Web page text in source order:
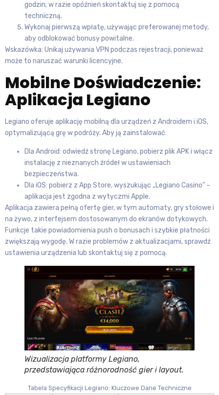
godzin; w razie opóźnień skontaktuj się z pomocą
techniczną.
Wykonaj pierwszą wpłatę, używając preferowanej metody,
aby odblokować bonusy powitalne.
Wskazówka: Unikaj używania VPN podczas rejestracji, ponieważ
może to naruszać warunki licencyjne.
Mobilne Doświadczenie:
Aplikacja Legiano
Legiano oferuje aplikację mobilną dla urządzeń z Androidem i iOS,
optymalizującą grę w podróży. Aby ją zainstalować:
Dla Android: odwiedź stronę Legiano, pobierz plik APK i włącz
instalację z nieznanych źródeł w ustawieniach
bezpieczeństwa.
Dla iOS: pobierz z App Store, wyszukując „Legiano Casino” –
aplikacja jest zgodna z wytyczmi Apple.
Aplikacja zawiera pełną ofertę gier, w tym automaty, gry stołowe i
na żywo, z interfejsem dostosowanym do ekranów dotykowych.
Funkcje takie powiadomienia push o bonusach i szybkie płatności
zwiększają wygodę. W razie problemów z aktualizacjami, sprawdź
ustawienia urządzenia lub skontaktuj się z pomocą.
Wizualizacja platformy Legiano,
przedstawiająca różnorodność gier i layout.
Tabela Specyfikacji Legiano: Kluczowe Dane Techniczne